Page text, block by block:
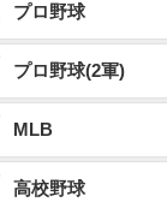
プロ野球
プロ野球(2軍)
MLB
高校野球